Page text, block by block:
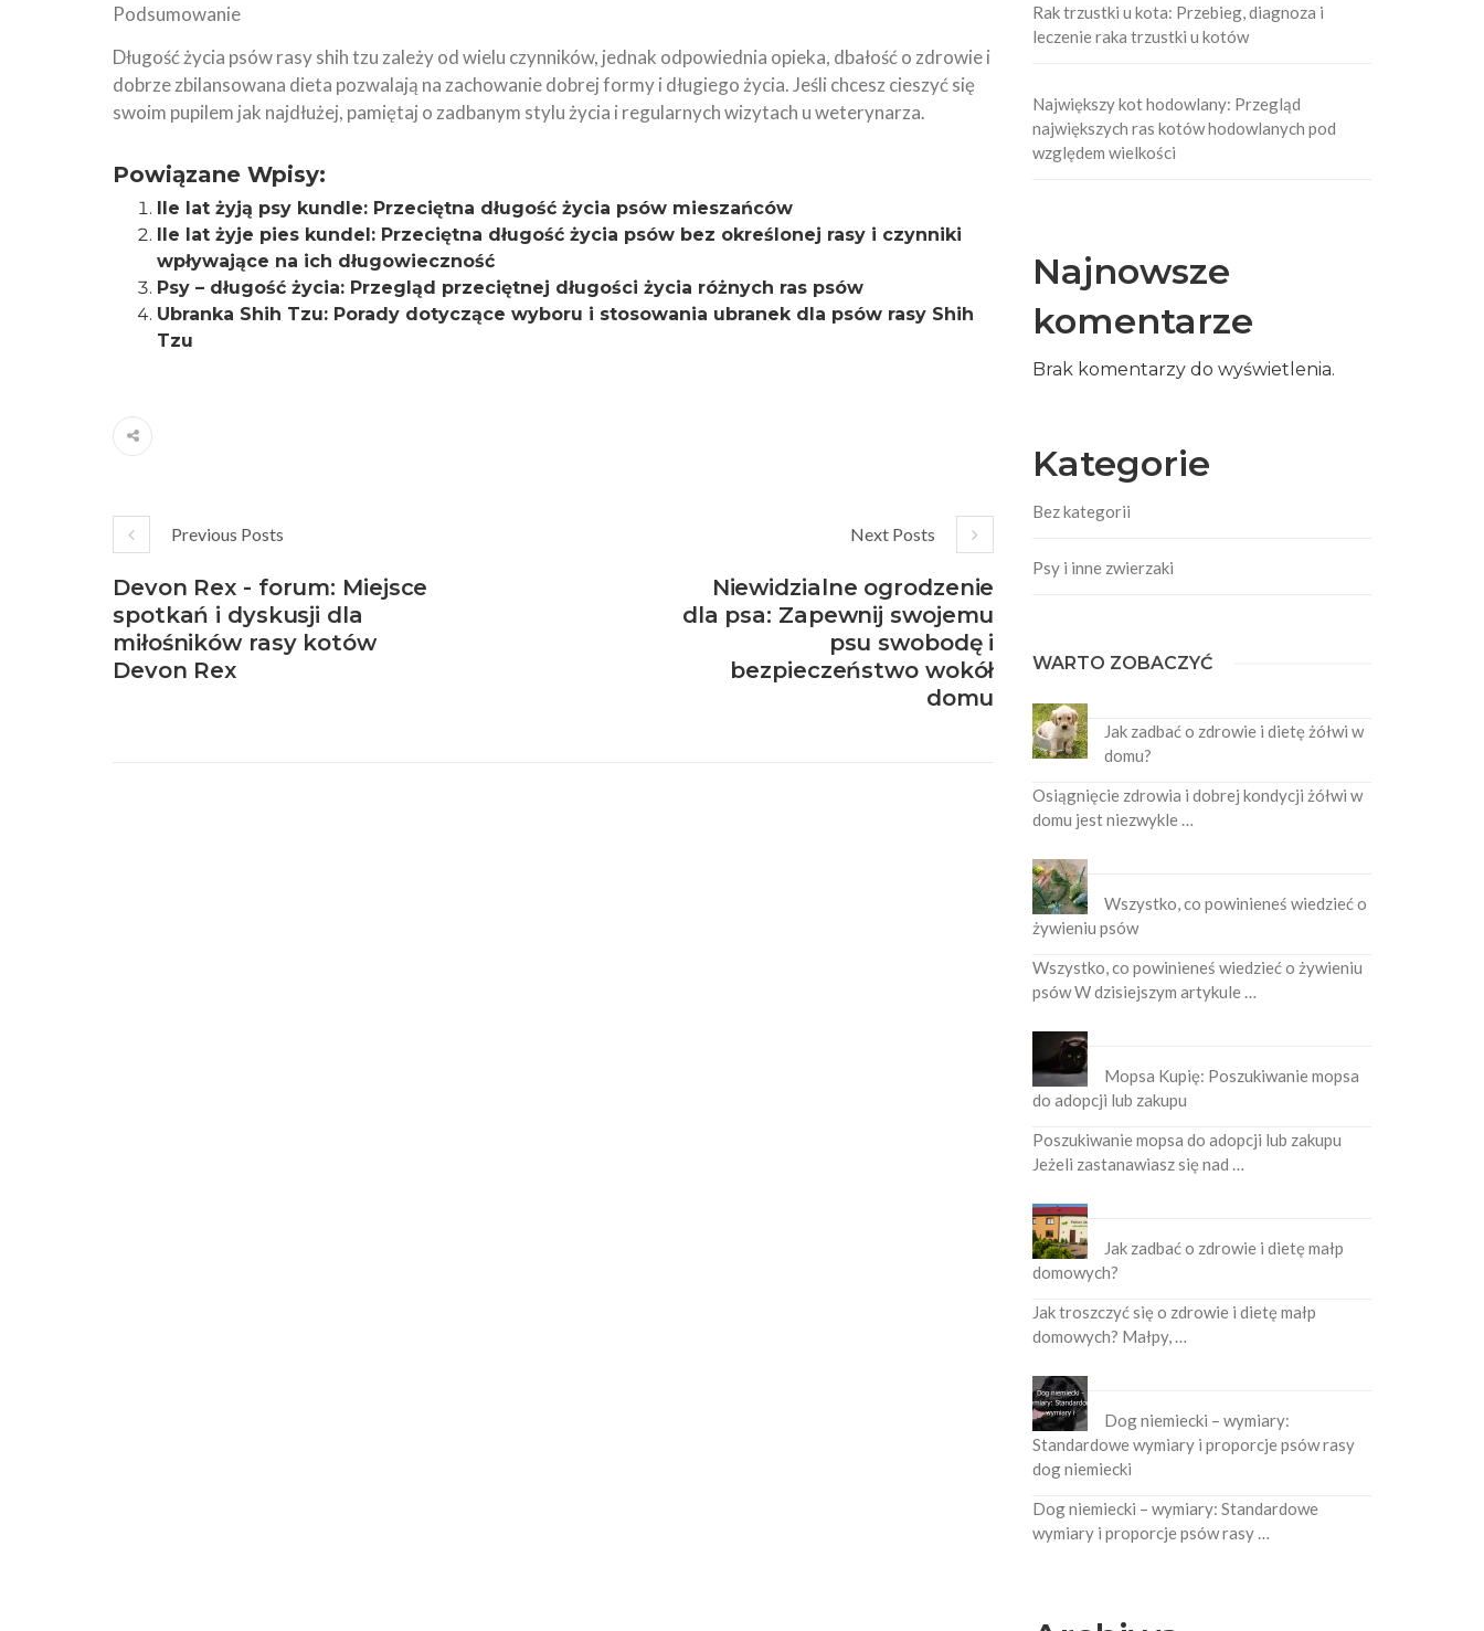
Podsumowanie
Długość życia psów rasy shih tzu zależy od wielu czynników, jednak odpowiednia opieka, dbałość o zdrowie i
dobrze zbilansowana dieta pozwalają na zachowanie dobrej formy i długiego życia. Jeśli chcesz cieszyć się
swoim pupilem jak najdłużej, pamiętaj o zadbanym stylu życia i regularnych wizytach u weterynarza.
Powiązane Wpisy:
Ile lat żyją psy kundle: Przeciętna długość życia psów mieszańców
Ile lat żyje pies kundel: Przeciętna długość życia psów bez określonej rasy i czynniki
wpływające na ich długowieczność
Psy – długość życia: Przegląd przeciętnej długości życia różnych ras psów
Ubranka Shih Tzu: Porady dotyczące wyboru i stosowania ubranek dla psów rasy Shih
Tzu
Previous Posts
Devon Rex - forum: Miejsce
spotkań i dyskusji dla
miłośników rasy kotów
Devon Rex
Next Posts
Niewidzialne ogrodzenie
dla psa: Zapewnij swojemu
psu swobodę i
bezpieczeństwo wokół
domu
Rak trzustki u kota: Przebieg, diagnoza i
leczenie raka trzustki u kotów
Największy kot hodowlany: Przegląd
największych ras kotów hodowlanych pod
względem wielkości
Najnowsze
komentarze
Brak komentarzy do wyświetlenia.
Kategorie
Bez kategorii
Psy i inne zwierzaki
WARTO ZOBACZYĆ
Jak zadbać o zdrowie i dietę żółwi w
domu?
Osiągnięcie zdrowia i dobrej kondycji żółwi w
domu jest niezwykle …
Wszystko, co powinieneś wiedzieć o
żywieniu psów
Wszystko, co powinieneś wiedzieć o żywieniu
psów W dzisiejszym artykule …
Mopsa Kupię: Poszukiwanie mopsa
do adopcji lub zakupu
Poszukiwanie mopsa do adopcji lub zakupu
Jeżeli zastanawiasz się nad …
Jak zadbać o zdrowie i dietę małp
domowych?
Jak troszczyć się o zdrowie i dietę małp
domowych? Małpy, …
Dog niemiecki – wymiary:
Standardowe wymiary i proporcje psów rasy
dog niemiecki
Dog niemiecki – wymiary: Standardowe
wymiary i proporcje psów rasy …